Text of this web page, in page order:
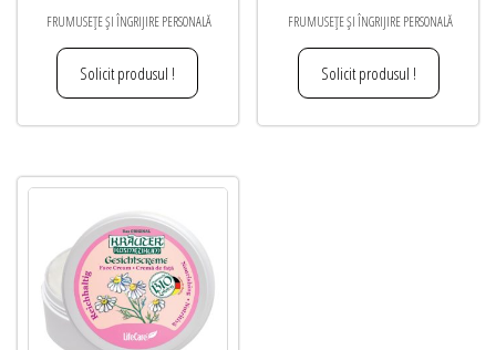
FRUMUSEȚE ȘI ÎNGRIJIRE PERSONALĂ
Solicit produsul !
FRUMUSEȚE ȘI ÎNGRIJIRE PERSONALĂ
Solicit produsul !